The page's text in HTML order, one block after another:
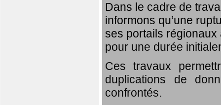
Dans le cadre de
informons qu’une
ses portails régionaux
pour une durée
Ces travaux
duplications de
confrontés.